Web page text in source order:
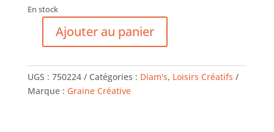
En stock
quantité
Tag
de
Bagage
Ajouter au panier
UGS : 750224 Catégories : Diam's, Loisirs Créatifs
Marque : Graine Créative